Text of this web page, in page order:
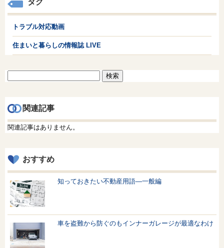
タグ
トラブル対応動画
住まいと暮らしの情報誌 LIVE
関連記事
関連記事はありません。
おすすめ
知っておきたい不動産用語—一般編
車を盗難から防ぐのもインナーガレージが最適なわけ